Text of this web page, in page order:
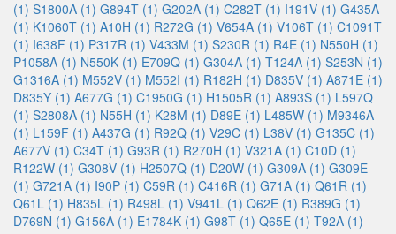
(1) S1800A (1) G894T (1) G202A (1) C282T (1) I191V (1) G435A
(1) K1060T (1) A10H (1) R272G (1) V654A (1) V106T (1) C1091T
(1) I638F (1) P317R (1) V433M (1) S230R (1) R4E (1) N550H (1)
P1058A (1) N550K (1) E709Q (1) G304A (1) T124A (1) S253N (1)
G1316A (1) M552V (1) M552I (1) R182H (1) D835V (1) A871E (1)
D835Y (1) A677G (1) C1950G (1) H1505R (1) A893S (1) L597Q
(1) S2808A (1) N55H (1) K28M (1) D89E (1) L485W (1) M9346A
(1) L159F (1) A437G (1) R92Q (1) V29C (1) L38V (1) G135C (1)
A677V (1) C34T (1) G93R (1) R270H (1) V321A (1) C10D (1)
R122W (1) G308V (1) H2507Q (1) D20W (1) G309A (1) G309E
(1) G721A (1) I90P (1) C59R (1) C416R (1) G71A (1) Q61R (1)
Q61L (1) H835L (1) R498L (1) V941L (1) Q62E (1) R389G (1)
D769N (1) G156A (1) E1784K (1) G98T (1) Q65E (1) T92A (1)